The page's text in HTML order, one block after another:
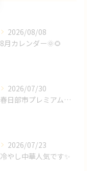
2026/08/08
8月カレンダー🌞🌻⁡
2026/07/30
春日部市プレミアム商品券✨⁡
2026/07/23
冷やし中華人気です✨⁡